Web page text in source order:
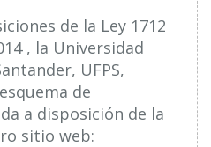
de la Ley 1712
, la Universidad
UFPS,
de
a disposición de la
sitio web: